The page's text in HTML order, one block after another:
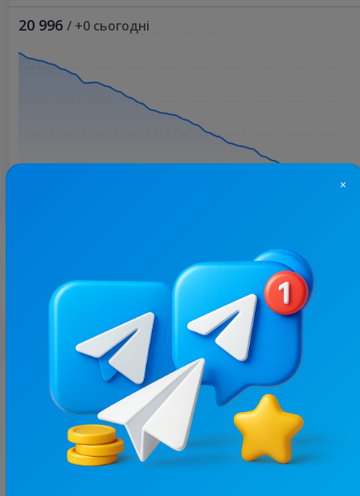
20 996 / +0 сьогодні
З цим каналом часто купують
/
1K
Ужгород⚡️Незламний
Новини/ЗМІ, Регіональні
Ціна реклами
×